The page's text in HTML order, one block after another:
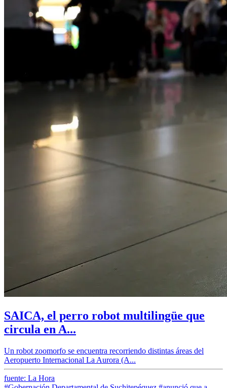
SAICA, el perro robot multilingüe que
circula en A...
Un robot zoomorfo se encuentra recorriendo distintas áreas del
Aeropuerto Internacional La Aurora (A...
fuente: La Hora